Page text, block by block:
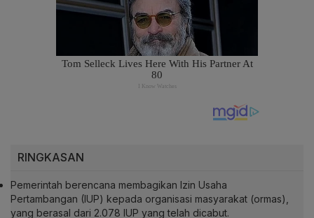
RINGKASAN
Pemerintah berencana membagikan Izin Usaha
Pertambangan (IUP) kepada organisasi masyarakat (ormas),
yang berasal dari 2.078 IUP yang telah dicabut.